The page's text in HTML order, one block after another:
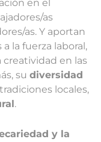
en el
as
as. Y aportan
la fuerza laboral,
en las
su diversidad
locales,
.
y la